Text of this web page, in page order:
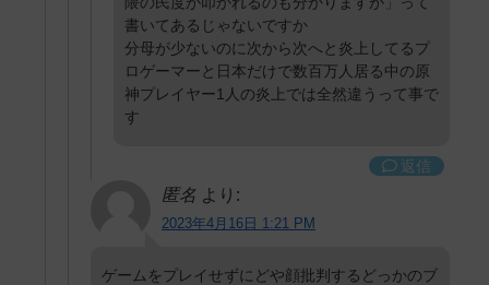
書いてあるじゃないですか
分母が少ないのに次から次へと炎上してるプ
ロゲーマーと日本だけで数百万人居る中の原
神プレイヤー1人の炎上では全然違うって事で
す
返信
匿名 より:
2023年4月16日 1:21 PM
ゲームをプレイせずにどや顔批判するどっかのブ